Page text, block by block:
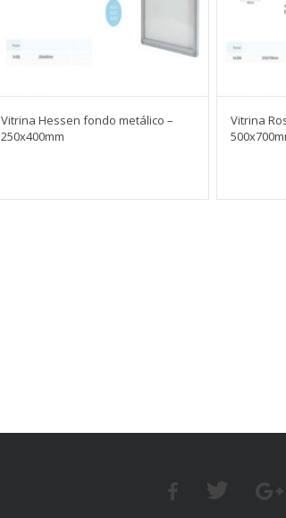
Vitrina Hessen fondo metálico –
250x400mm
Vitrina